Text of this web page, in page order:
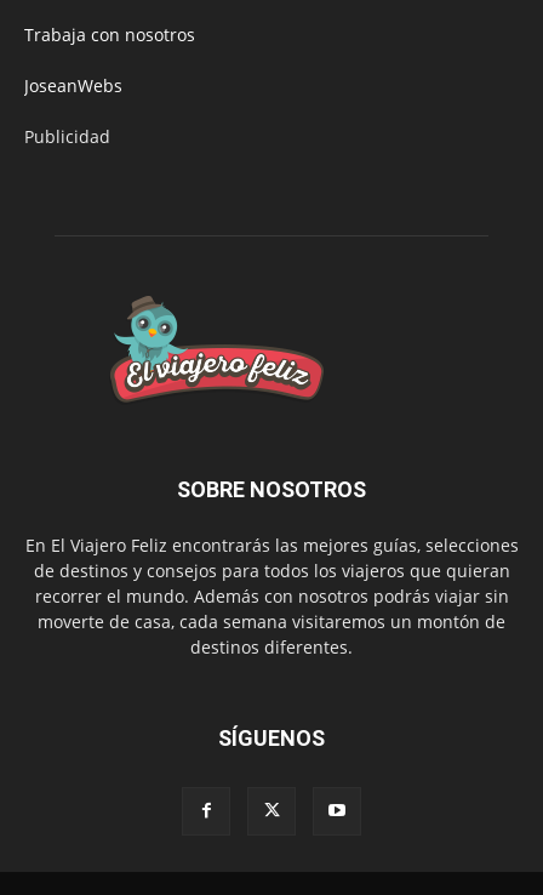
Trabaja con nosotros
JoseanWebs
Publicidad
SOBRE NOSOTROS
En El Viajero Feliz encontrarás las mejores guías, selecciones
de destinos y consejos para todos los viajeros que quieran
recorrer el mundo. Además con nosotros podrás viajar sin
moverte de casa, cada semana visitaremos un montón de
destinos diferentes.
SÍGUENOS